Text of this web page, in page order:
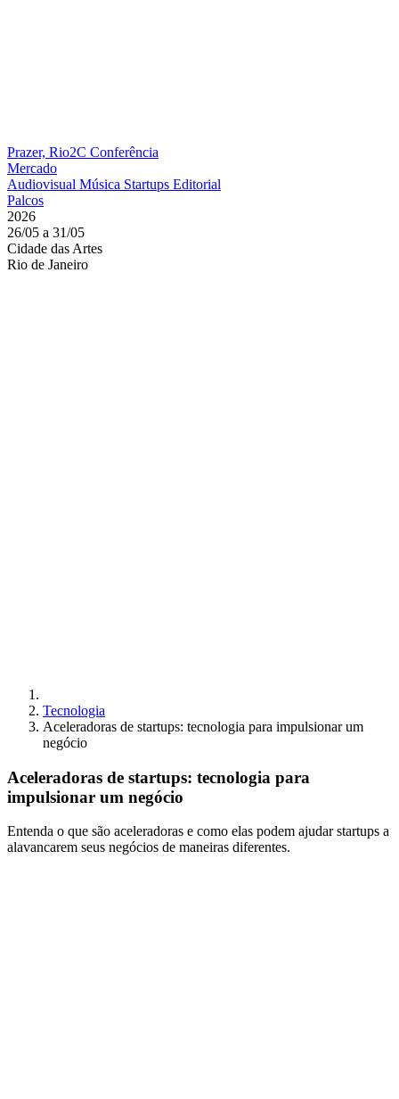
Prazer, Rio2C Conferência
Mercado
Audiovisual Música Startups Editorial
Palcos
2026
26/05 a 31/05
Cidade das Artes
Rio de Janeiro
Tecnologia
Aceleradoras de startups: tecnologia para impulsionar um
negócio
Aceleradoras de startups: tecnologia para
impulsionar um negócio
Entenda o que são aceleradoras e como elas podem ajudar startups a
alavancarem seus negócios de maneiras diferentes.